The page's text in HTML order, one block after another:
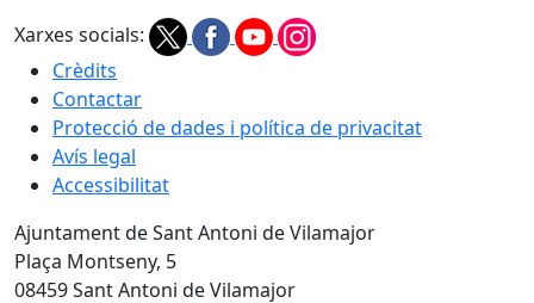
Xarxes socials:
Crèdits
Contactar
Protecció de dades i política de privacitat
Avís legal
Accessibilitat
Ajuntament de Sant Antoni de Vilamajor
Plaça Montseny, 5
08459 Sant Antoni de Vilamajor